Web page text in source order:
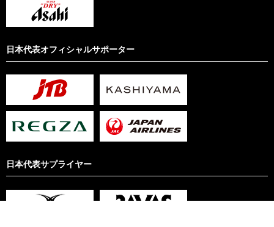
日本代表オフィシャルサポーター
日本代表サプライヤー